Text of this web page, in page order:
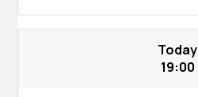
Today
19:00